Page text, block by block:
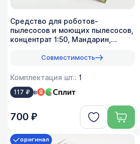
Средство для роботов-
пылесосов и моющих пылесосов,
концентрат 1:50, Мандарин,
Совместимость
Комплектация шт.: 1
117 ₽ в
700 ₽
оригинал